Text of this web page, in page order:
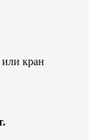
кран